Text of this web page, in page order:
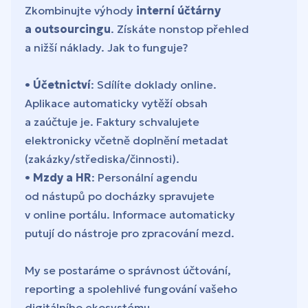
Zkombinujte výhody interní účtárny
a outsourcingu. Získáte nonstop přehled
a nižší náklady. Jak to funguje?
• Účetnictví: Sdílíte doklady online.
Aplikace automaticky vytěží obsah
a zaúčtuje je. Faktury schvalujete
elektronicky včetně doplnění metadat
(zakázky/střediska/činnosti).
• Mzdy a HR: Personální agendu
od nástupů po docházky spravujete
v online portálu. Informace automaticky
putují do nástroje pro zpracování mezd.
My se postaráme o správnost účtování,
reporting a spolehlivé fungování vašeho